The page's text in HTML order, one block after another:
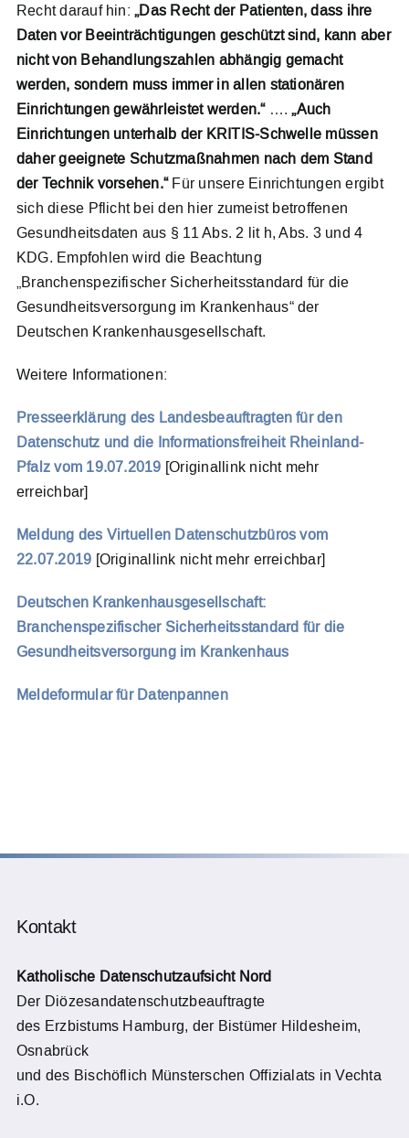
Recht darauf hin:„Das Recht der Patienten, dass ihre
Daten vor Beeinträchtigungen geschützt sind, kann aber
nicht von Behandlungszahlen abhängig gemacht
werden, sondern muss immer in allen stationären
Einrichtungen gewährleistet werden.“….„Auch
Einrichtungen unterhalb der KRITIS-Schwelle müssen
daher geeignete Schutzmaßnahmen nach dem Stand
der Technik vorsehen.“Für unsere Einrichtungen ergibt
sich diese Pflicht bei den hier zumeist betroffenen
Gesundheitsdaten aus § 11 Abs. 2 lit h, Abs. 3 und 4
KDG. Empfohlen wird die Beachtung
„Branchenspezifischer Sicherheitsstandard für die
Gesundheitsversorgung im Krankenhaus“ der
Deutschen Krankenhausgesellschaft.
Weitere Informationen:
Presseerklärung des Landesbeauftragten für den
Datenschutz und die Informationsfreiheit Rheinland-
Pfalz vom 19.07.2019 [Originallink nicht mehr
erreichbar]
Meldung des Virtuellen Datenschutzbüros vom
22.07.2019 [Originallink nicht mehr erreichbar]
Deutschen Krankenhausgesellschaft:
Branchenspezifischer Sicherheitsstandard für die
Gesundheitsversorgung im Krankenhaus
Meldeformular für Datenpannen
Kontakt
Katholische Datenschutzaufsicht Nord
Der Diözesandatenschutzbeauftragte
des Erzbistums Hamburg, der Bistümer Hildesheim,
Osnabrück
und des Bischöflich Münsterschen Offizialats in Vechta
i.O.